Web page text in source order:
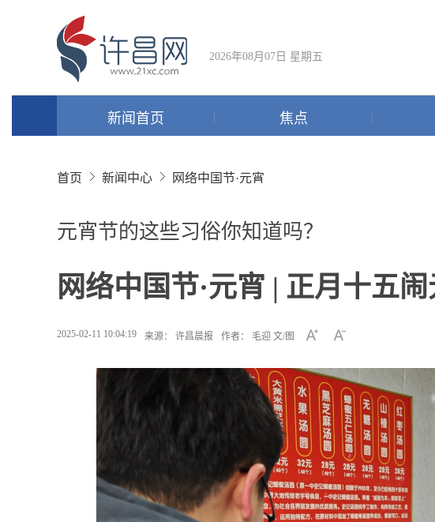
2026年08月07日 星期五
新闻首页 焦点
首页 新闻中心 网络中国节·元宵
元宵节的这些习俗你知道吗？
网络中国节·元宵 | 正月十五
2025-02-11 10:04:19 来源： 许昌晨报 作者： 毛迎 文/图